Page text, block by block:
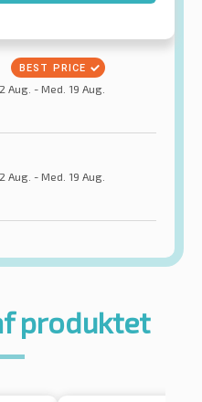
- Med. 19 Aug.
- Med. 19 Aug.
produktet